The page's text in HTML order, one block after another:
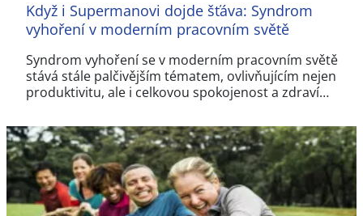
Když i Supermanovi dojde šťáva: Syndrom
vyhoření v moderním pracovním světě
Syndrom vyhoření se v moderním pracovním světě
stává stále palčivějším tématem, ovlivňujícím nejen
produktivitu, ale i celkovou spokojenost a zdraví…